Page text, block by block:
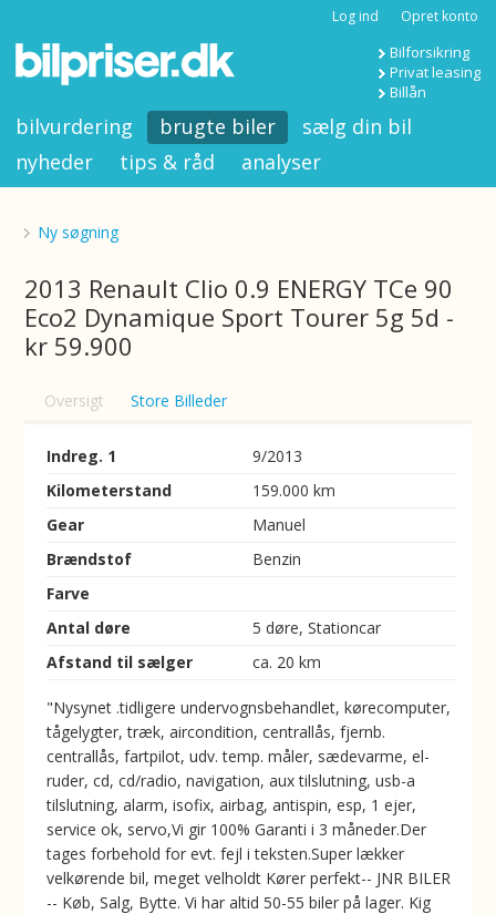
Log ind Opret konto
Bilforsikring
Privat leasing
Billån
bilvurdering brugte biler
sælg din bil
nyheder
tips & råd analyser
Ny søgning
2013 Renault Clio 0.9 ENERGY TCe 90
Eco2 Dynamique Sport Tourer 5g 5d -
kr 59.900
Oversigt Store Billeder
Indreg. 1
9/2013
Kilometerstand
159.000 km
Gear
Manuel
Brændstof
Benzin
Farve
Antal døre
5 døre, Stationcar
Afstand til sælger
ca. 20 km
"Nysynet .tidligere undervognsbehandlet, kørecomputer,
tågelygter, træk, aircondition, centrallås, fjernb.
centrallås, fartpilot, udv. temp. måler, sædevarme, el-
ruder, cd, cd/radio, navigation, aux tilslutning, usb-a
tilslutning, alarm, isofix, airbag, antispin, esp, 1 ejer,
service ok, servo,Vi gir 100% Garanti i 3 måneder.Der
tages forbehold for evt. fejl i teksten.Super lækker
velkørende bil, meget velholdt Kører perfekt-- JNR BILER
-- Køb, Salg, Bytte. Vi har altid 50-55 biler på lager. Kig